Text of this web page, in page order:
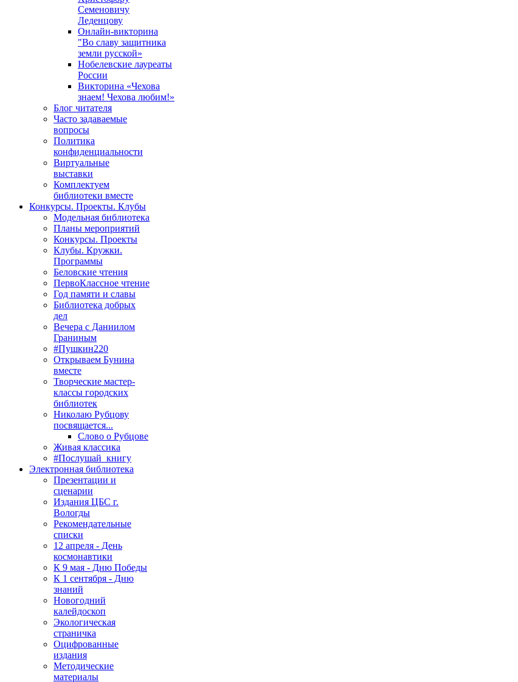
Семеновичу
Леденцову
Онлайн-викторина
"Во славу защитника
земли русской»
Нобелевские лауреаты
России
Викторина «Чехова
знаем! Чехова любим!»
Блог читателя
Часто задаваемые
вопросы
Политика
конфиденциальности
Виртуальные
выставки
Комплектуем
библиотеки вместе
Конкурсы. Проекты. Клубы
Модельная библиотека
Планы мероприятий
Конкурсы. Проекты
Клубы. Кружки.
Программы
Беловские чтения
ПервоКлассное чтение
Год памяти и славы
Библиотека добрых
дел
Вечера с Даниилом
Граниным
#Пушкин220
Открываем Бунина
вместе
Творческие мастер-
классы городских
библиотек
Николаю Рубцову
посвящается...
Слово о Рубцове
Живая классика
#Послушай_книгу
Электронная библиотека
Презентации и
сценарии
Издания ЦБС г.
Вологды
Рекомендательные
списки
12 апреля - День
космонавтики
К 9 мая - Дню Победы
К 1 сентября - Дню
знаний
Новогодний
калейдоскоп
Экологическая
страничка
Оцифрованные
издания
Методические
материалы